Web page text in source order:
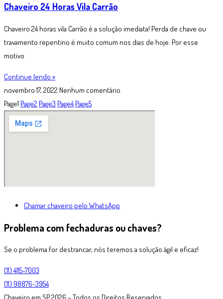
Chaveiro 24 Horas Vila Carrão
Chaveiro 24 horas vila Carrão é a solução imediata! Perda de chave ou
travamento repentino é muito comum nos dias de hoje. Por esse
motivo
Continue lendo »
novembro 17, 2022 Nenhum comentário
Page1 Page2 Page3 Page4 Page5
Chamar chaveiro pelo WhatsApp
Problema com fechaduras ou chaves?
Se o problema for destrancar, nós teremos a solução ágil e eficaz!
(11) 4115-7003
(11) 98876-3954